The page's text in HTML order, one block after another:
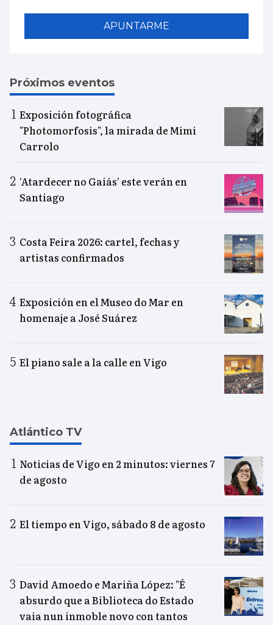
APUNTARME
Próximos eventos
Exposición fotográfica
"Photomorfosis", la mirada de Mimi
Carrolo
‘Atardecer no Gaiás’ este verán en
Santiago
Costa Feira 2026: cartel, fechas y
artistas confirmados
Exposición en el Museo do Mar en
homenaje a José Suárez
El piano sale a la calle en Vigo
Atlántico TV
Noticias de Vigo en 2 minutos: viernes 7
de agosto
El tiempo en Vigo, sábado 8 de agosto
David Amoedo e Mariña López: "É
absurdo que a Biblioteca do Estado
vaia nun inmoble novo con tantos